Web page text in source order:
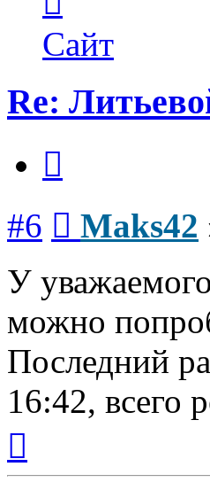
пользователя
Maks42
Сайт
Re:
#6 Maks42
У уважаемого
можно
Последний
16:42, всего
началу